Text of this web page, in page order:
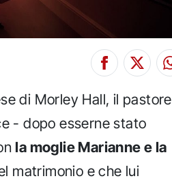
di Morley Hall, il pastore
- dopo esserne stato
la moglie Marianne e la
matrimonio e che lui